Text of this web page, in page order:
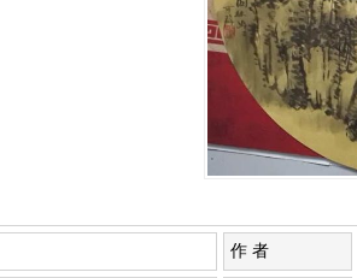
作 者